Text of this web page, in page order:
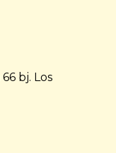
bj. Los